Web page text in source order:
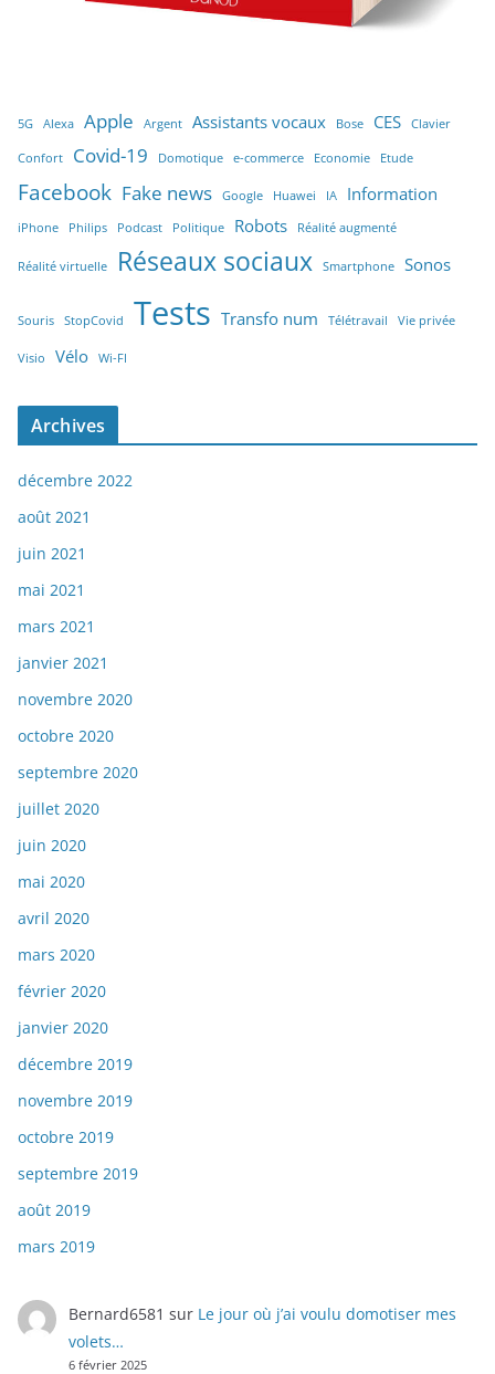
5G Alexa Apple Argent Assistants vocaux Bose CES Clavier
Confort Covid-19 Domotique e-commerce Economie Etude
Facebook Fake news Google Huawei IA Information
iPhone Philips Podcast Politique Robots Réalité augmenté
Réalité virtuelle Réseaux sociaux Smartphone Sonos
Souris StopCovid Tests Transfo num Télétravail Vie privée
Visio Vélo Wi-FI
Archives
décembre 2022
août 2021
juin 2021
mai 2021
mars 2021
janvier 2021
novembre 2020
octobre 2020
septembre 2020
juillet 2020
juin 2020
mai 2020
avril 2020
mars 2020
février 2020
janvier 2020
décembre 2019
novembre 2019
octobre 2019
septembre 2019
août 2019
mars 2019
Bernard6581 sur Le jour où j’ai voulu domotiser mes
volets…
6 février 2025